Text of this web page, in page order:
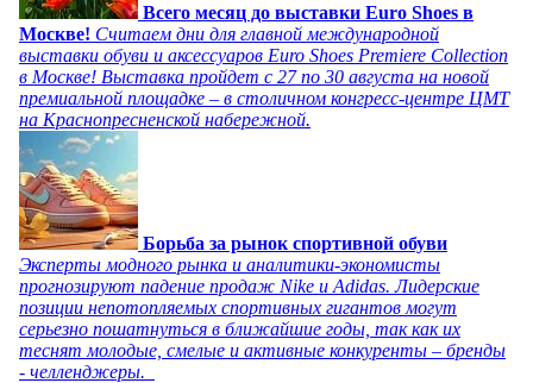
Всего месяц до выставки Euro Shoes в
Москве! Считаем дни для главной международной
выставки обуви и аксессуаров Euro Shoes Premiere Collection
в Москве! Выставка пройдет с 27 по 30 августа на новой
премиальной площадке – в столичном конгресс-центре ЦМТ
на Краснопресненской набережной.
Борьба за рынок спортивной обуви
Эксперты модного рынка и аналитики-экономисты
прогнозируют падение продаж Nike и Adidas. Лидерские
позиции непотопляемых спортивных гигантов могут
серьезно пошатнуться в ближайшие годы, так как их
теснят молодые, смелые и активные конкуренты – бренды
- челленджеры.